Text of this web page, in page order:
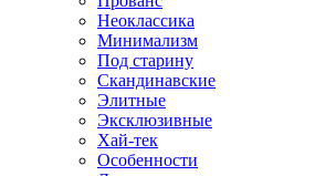
Неоклассика
Минимализм
Под старину
Скандинавские
Элитные
Эксклюзивные
Хай-тек
Особенности